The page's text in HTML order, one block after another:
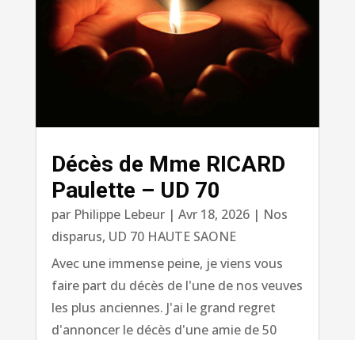
Décès de Mme RICARD
Paulette – UD 70
par Philippe Lebeur| Avr 18, 2026| Nos
disparus, UD 70 HAUTE SAONE
Avec une immense peine, je viens vous
faire part du décès de l'une de nos veuves
les plus anciennes. J'ai le grand regret
d'annoncer le décès d'une amie de 50